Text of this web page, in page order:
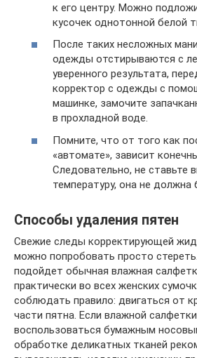
к его центру. Можно
кусочек однотонной белой
После таких несложных
одежды отстирываются с
уверенного результата,
корректор с одежды с
машинке, замочите
в прохладной воде.
Помните, что от того как
«автомате», зависит
Следовательно, не ставьте
температуру, она не должна
Способы удаления пятен
Свежие следы корректирующей
можно попробовать просто
подойдет обычная влажная
практически во всех женских
соблюдать правило: двигаться от
части пятна. Если влажной
воспользоваться бумажным
обработке деликатных тканей